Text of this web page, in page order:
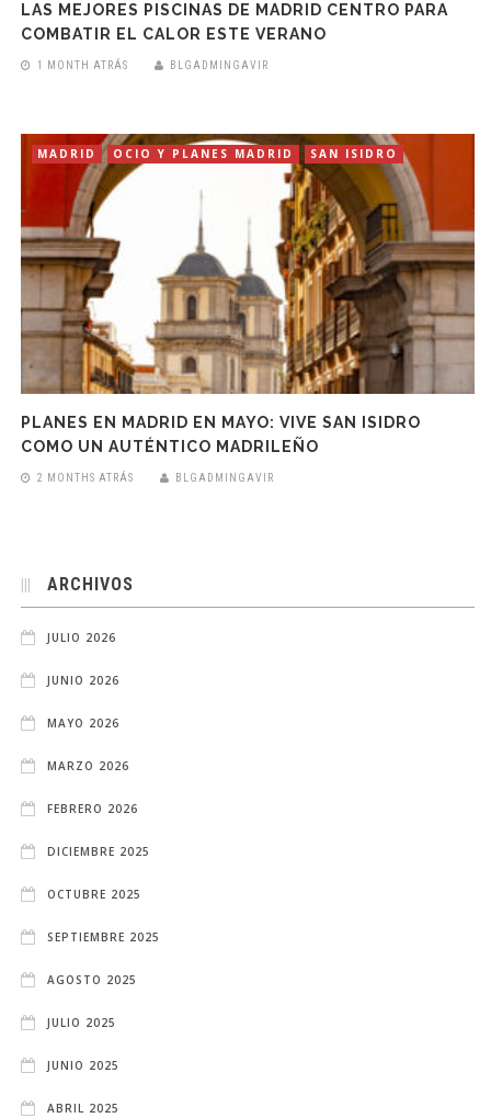
LAS MEJORES PISCINAS DE MADRID CENTRO PARA
COMBATIR EL CALOR ESTE VERANO
1 MONTH ATRÁS BLGADMINGAVIR
MADRID OCIO Y PLANES MADRID SAN ISIDRO
PLANES EN MADRID EN MAYO: VIVE SAN ISIDRO
COMO UN AUTÉNTICO MADRILEÑO
2 MONTHS ATRÁS BLGADMINGAVIR
ARCHIVOS
JULIO 2026
JUNIO 2026
MAYO 2026
MARZO 2026
FEBRERO 2026
DICIEMBRE 2025
OCTUBRE 2025
SEPTIEMBRE 2025
AGOSTO 2025
JULIO 2025
JUNIO 2025
ABRIL 2025